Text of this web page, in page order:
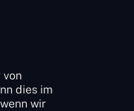
dies im
wir